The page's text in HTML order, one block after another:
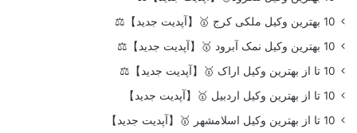
10 بهترین وکیل ملکی کرج 🥇【آپدیت جدید】⚖️
10 بهترین وکیل نمک آبرود 🥇【آپدیت جدید】⚖️
10 تا از بهترین وکیل اراک 🥇【آپدیت جدید】⚖️
10 تا از بهترین وکیل اردبیل 🥇【آپدیت جدید】
10 تا از بهترین وکیل اسلامشهر 🥇【آپدیت جدید】